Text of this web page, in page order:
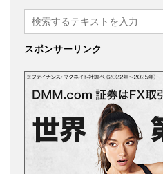
スポンサーリンク